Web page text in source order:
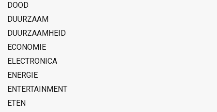
DOOD
DUURZAAM
DUURZAAMHEID
ECONOMIE
ELECTRONICA
ENERGIE
ENTERTAINMENT
ETEN